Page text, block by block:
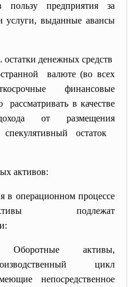
пользу предприятия за
услуги, выданные авансы
денежных средств
валюте (во всех
финансовые
в качестве
от размещения
остаток
активов:
в операционном процессе
подлежат
Оборотные активы,
цикл
непосредственное